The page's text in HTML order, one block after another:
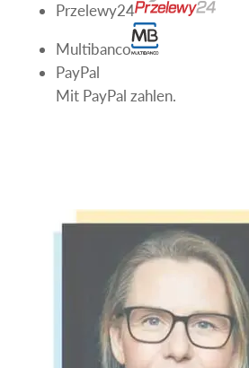
Przelewy24
Multibanco
PayPal
Mit PayPal zahlen.